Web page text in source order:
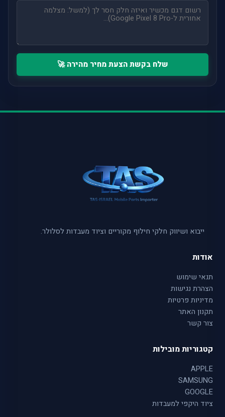
שלח בקשת הצעת מחיר מהירה 🚀
ייבוא ושיווק חלקי חילוף מקוריים וציוד מעבדות לסלולר.
אודות
תנאי שימוש
הצהרת נגישות
מדיניות פרטיות
תקנון האתר
צור קשר
קטגוריות מובילות
APPLE
SAMSUNG
GOOGLE
ציוד היקפי למעבדות